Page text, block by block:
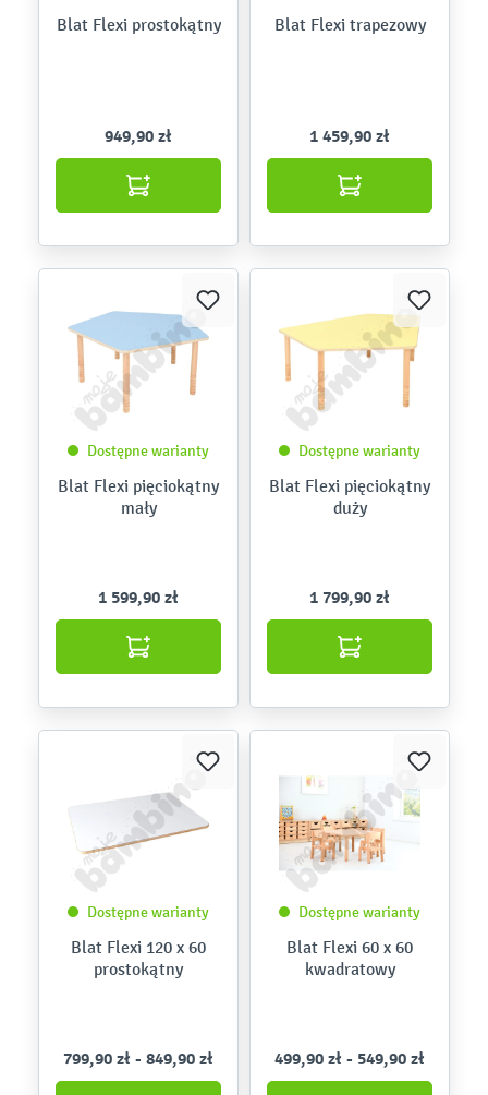
Blat Flexi prostokątny
949,90 zł
Blat Flexi trapezowy
1 459,90 zł
Dostępne warianty
Blat Flexi pięciokątny
mały
1 599,90 zł
Dostępne warianty
Blat Flexi pięciokątny
duży
1 799,90 zł
Dostępne warianty
Blat Flexi 120 x 60
prostokątny
799,90 zł - 849,90 zł
Dostępne warianty
Blat Flexi 60 x 60
kwadratowy
499,90 zł - 549,90 zł